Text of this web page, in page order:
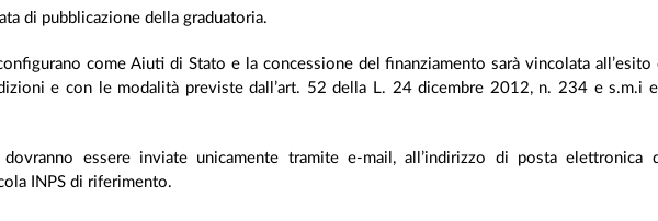
di pubblicazione della graduatoria.
come Aiuti di Stato e la concessione del finanziamento sarà vincolata all’esito
e con le modalità previste dall’art. 52 della L. 24 dicembre 2012, n. 234 e s.m.i
essere inviate unicamente tramite e-mail, all’indirizzo di posta elettronica
INPS di riferimento.